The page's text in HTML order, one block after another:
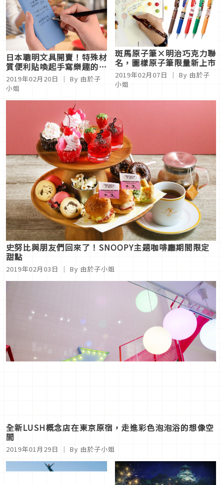
日本聰明文具開賣！特殊材
質便利貼喚起手寫樂趣的生
活小物超方便
2019年02月20日
｜ By 由於子
小姐
斑馬原子筆×明治巧克力聯
名，圖樣原子筆限量新上市
2019年02月07日
｜ By 由於子
小姐
史努比與朋友們回來了！SNOOPY主題咖啡廳期間限定
甜點
2019年02月03日 ｜ By 由於子小姐
全新LUSH概念店在東京原宿，走進彩色泡泡浴的想像空
間
2019年01月29日 ｜ By 由於子小姐